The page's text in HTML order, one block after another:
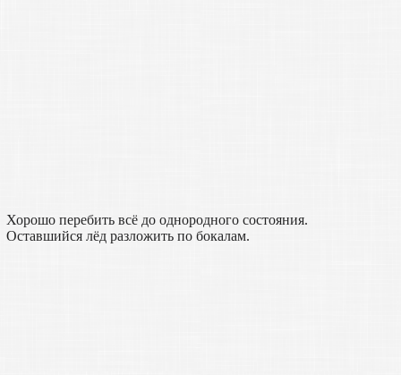
Хорошо перебить всё до однородного состояния.
Оставшийся лёд разложить по бокалам.